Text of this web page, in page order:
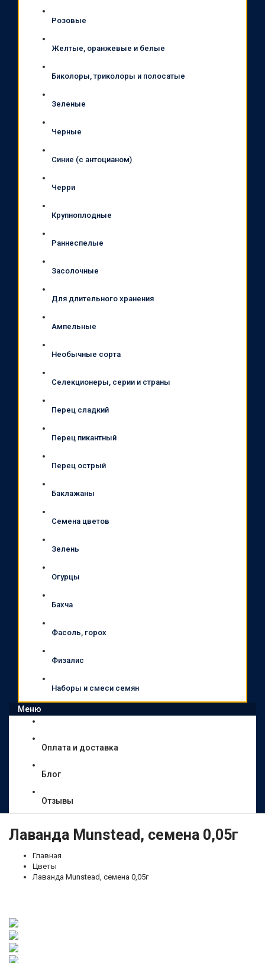
Розовые
Желтые, оранжевые и белые
Биколоры, триколоры и полосатые
Зеленые
Черные
Синие (с антоцианом)
Черри
Крупноплодные
Раннеспелые
Засолочные
Для длительного хранения
Ампельные
Необычные сорта
Селекционеры, серии и страны
Перец сладкий
Перец пикантный
Перец острый
Баклажаны
Семена цветов
Зелень
Огурцы
Бахча
Фасоль, горох
Физалис
Наборы и смеси семян
Меню
Оплата и доставка
Блог
Отзывы
Лаванда Munstead, семена 0,05г
Главная
Цветы
Лаванда Munstead, семена 0,05г